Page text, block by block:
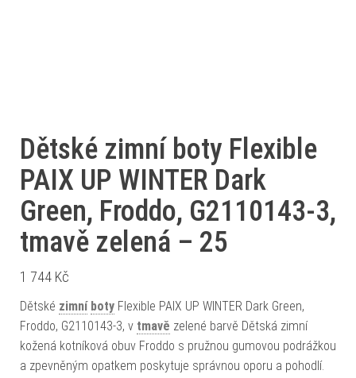
Dětské zimní boty Flexible
PAIX UP WINTER Dark
Green, Froddo, G2110143-3,
tmavě zelená – 25
1 744 Kč
Dětské zimní boty Flexible PAIX UP WINTER Dark Green,
Froddo, G2110143-3, v tmavě zelené barvě Dětská zimní
kožená kotníková obuv Froddo s pružnou gumovou podrážkou
a zpevněným opatkem poskytuje správnou oporu a pohodlí.